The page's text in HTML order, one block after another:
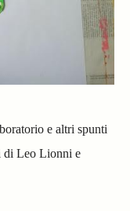
e altri spunti
di Leo Lionni e